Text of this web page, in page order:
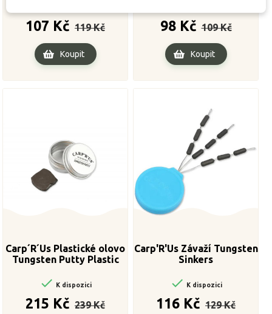
107 Kč
cena
119 Kč
Koupit
98 Kč cena
109 Kč
Cena
Koupit
Carp´R´Us Plastické olovo
Tungsten Putty Plastic
 K dispozici
215 Kč
cena
239 Kč
Carp'R'Us Závaží Tungsten
Sinkers
 K dispozici
116 Kč
cena
129 Kč